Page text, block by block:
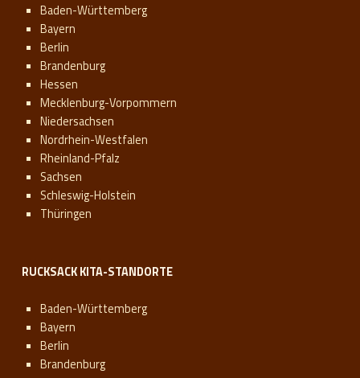
Baden-Württemberg
Bayern
Berlin
Brandenburg
Hessen
Mecklenburg-Vorpommern
Niedersachsen
Nordrhein-Westfalen
Rheinland-Pfalz
Sachsen
Schleswig-Holstein
Thüringen
RUCKSACK KITA-STANDORTE
Baden-Württemberg
Bayern
Berlin
Brandenburg